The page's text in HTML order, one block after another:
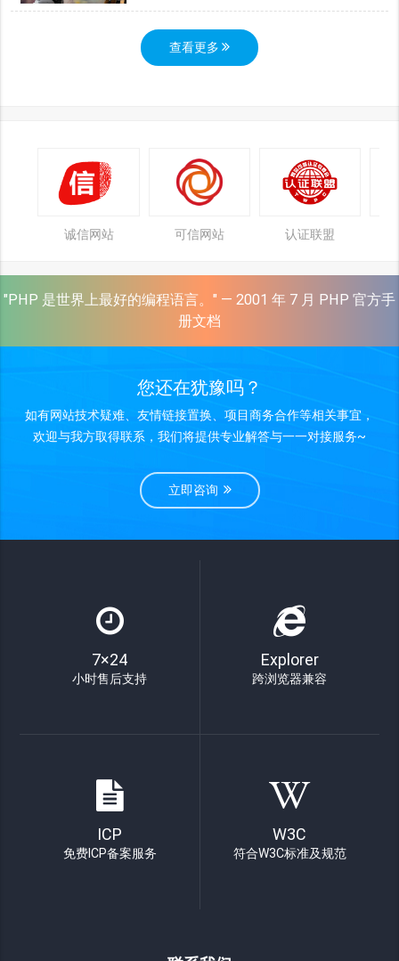
查看更多
诚信网站 可信网站 认证联盟
"PHP 是世界上最好的编程语言。" — 2001 年 7 月 PHP 官方手
册文档
您还在犹豫吗？
如有网站技术疑难、友情链接置换、项目商务合作等相关事宜，
欢迎与我方取得联系，我们将提供专业解答与一一对接服务~
立即咨询
7×24
小时售后支持
Explorer
跨浏览器兼容
ICP
免费ICP备案服务
W3C
符合W3C标准及规范